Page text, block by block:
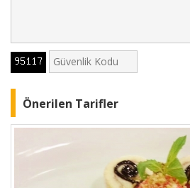
Önerilen Tarifler